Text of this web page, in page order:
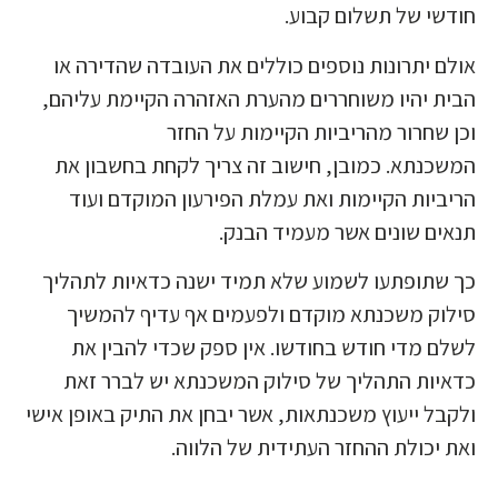
חודשי של תשלום קבוע.
אולם יתרונות נוספים כוללים את העובדה שהדירה או
הבית יהיו משוחררים מהערת האזהרה הקיימת עליהם,
וכן שחרור מהריביות הקיימות על החזר
המשכנתא. כמובן, חישוב זה צריך לקחת בחשבון את
הריביות הקיימות ואת עמלת הפירעון המוקדם ועוד
תנאים שונים אשר מעמיד הבנק.
כך שתופתעו לשמוע שלא תמיד ישנה כדאיות לתהליך
סילוק משכנתא מוקדם ולפעמים אף עדיף להמשיך
לשלם מדי חודש בחודשו. אין ספק שכדי להבין את
כדאיות התהליך של סילוק המשכנתא יש לברר זאת
ולקבל ייעוץ משכנתאות, אשר יבחן את התיק באופן אישי
ואת יכולת ההחזר העתידית של הלווה.